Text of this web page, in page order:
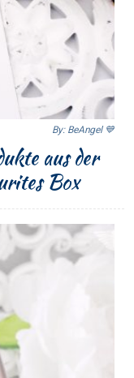
By: BeAngel 💙
aus der
Box